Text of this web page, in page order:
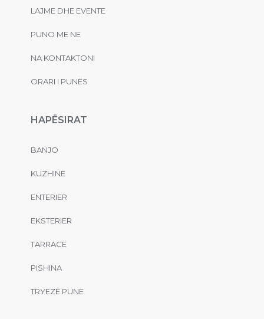
LAJME DHE EVENTE
PUNO ME NE
NA KONTAKTONI
ORARI I PUNËS
HAPËSIRAT
BANJO
KUZHINË
ENTERIER
EKSTERIER
TARRACË
PISHINA
TRYEZË PUNE